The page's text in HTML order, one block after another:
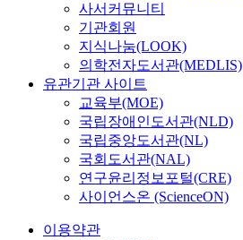
사서커뮤니티
기관회원
지식나눔(LOOK)
의학전자도서관(MEDLIS)
유관기관 사이트
교육부(MOE)
국립장애인도서관(NLD)
국립중앙도서관(NL)
국회도서관(NAL)
연구윤리정보포털(CRE)
사이언스온 (ScienceON)
이용약관